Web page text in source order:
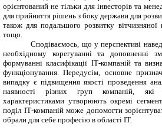
орієнтований не тільки для інвесторів та
для прийняття рішень з боку держави для
також для подальшого розвитку вітчизняної
тощо.
Сподіваємось, що у перспективі
необхідному корегуванні та доповненні
формуванні класифікації ІТ-компаній та
функціонування. Передусім, основне
випадку є підвищення якості проведення
наявності різних груп компаній, які
характеристиками утворюють окремі
поділ ІТ-компаній може допомогти
обрали для себе професію в області ІТ.